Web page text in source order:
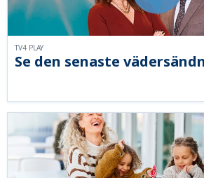
Se den senaste
TV4 PLAY